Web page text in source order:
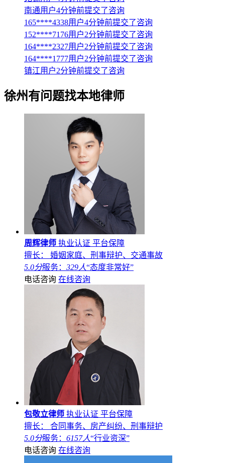
南通用户4分钟前提交了咨询
165****4338用户4分钟前提交了咨询
152****7176用户2分钟前提交了咨询
164****2327用户2分钟前提交了咨询
164****1777用户2分钟前提交了咨询
镇江用户2分钟前提交了咨询
徐州有问题找本地律师
周辉律师 执业认证 平台保障
擅长： 婚姻家庭、刑事辩护、交通事故
5.0分服务： 329人“态度非常好”
电话咨询 在线咨询
包敬立律师 执业认证 平台保障
擅长： 合同事务、房产纠纷、刑事辩护
5.0分服务： 6157人“行业资深”
电话咨询 在线咨询